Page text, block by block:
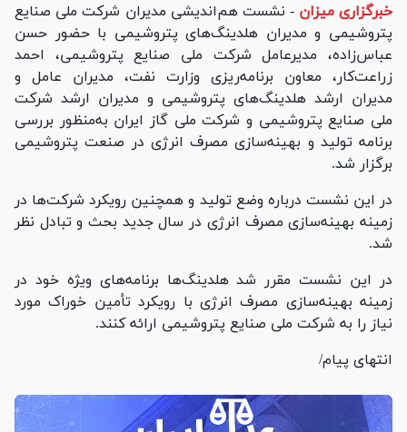
خبرگزاری میزان - نشست هم‌اندیشی مدیران شرکت ملی صنایع
پتروشیمی و مدیران هلدینگ‌های پتروشیمی با حضور حسن
عباس‌زاده، مدیرعامل شرکت ملی صنایع پتروشیمی، احمد
زراعت‌کار، معاون برنامه‌ریزی وزارت نفت، مدیران عامل و
مدیران ارشد هلدینگ‌های پتروشیمی و مدیران ارشد شرکت
ملی صنایع پتروشیمی و شرکت ملی گاز ایران به‌منظور بررسی
برنامه تولید و بهینه‌سازی مصرف انرژی در صنعت پتروشیمی
برگزار شد.
در این نشست درباره وضع تولید و همچنین رویکرد شرکت‌ها در
زمینه بهینه‌سازی مصرف انرژی در سال جدید بحث و تبادل نظر
شد.
در این نشست مقرر شد هلدینگ‌ها برنامه‌های ویژه خود در
زمینه بهینه‌سازی مصرف انرژی با رویکرد تأمین خوراک مورد
نیاز را به شرکت ملی صنایع پتروشیمی ارائه کنند.
انتهای پیام/